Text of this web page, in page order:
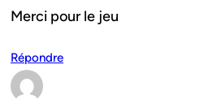
Merci pour le jeu
Répondre